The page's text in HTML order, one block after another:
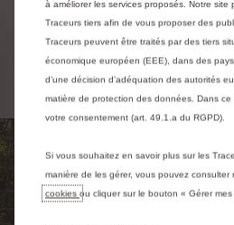
Accéder à
à améliorer les services proposés. Notre site
Traceurs tiers afin de vous proposer des
Traceurs peuvent être traités par des tiers
économique européen (EEE), dans des
d’une décision d’adéquation des autorités
matière de protection des données. Dans
votre consentement (art. 49.1.a du RGPD).
Si vous souhaitez en savoir plus sur les
manière de les gérer, vous pouvez consulter
cookies ou cliquer sur le bouton « Gérer